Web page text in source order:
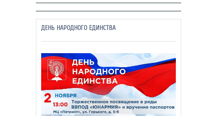
ДЕНЬ НАРОДНОГО ЕДИНСТВА